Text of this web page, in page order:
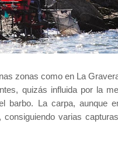
zonas como en La
quizás influida por la
barbo. La carpa, aunque
varias